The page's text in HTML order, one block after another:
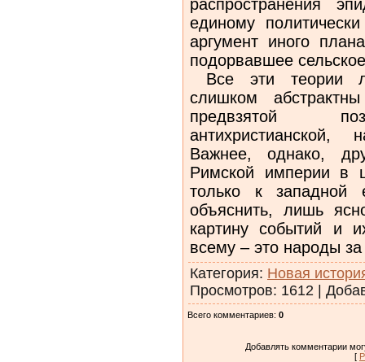
распространения
единому
аргумент иного
подорвавшее
Все эти теории
слишком
предвзятой
антихристианской,
Важнее, однако,
Римской империи в
только к западной
объяснить, лишь
картину событий и
всему – это народы
Категория: Новая
Просмотров: 1612 |
Всего комментариев: 0
Добавлять комментарии
[